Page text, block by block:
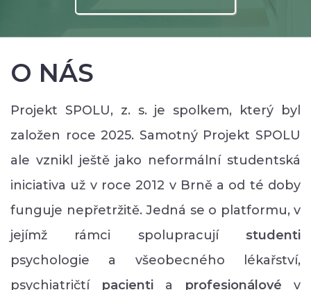
O NÁS
Projekt SPOLU, z. s. je spolkem, který byl
založen roce 2025. Samotný Projekt SPOLU
ale vznikl ještě jako neformální studentská
iniciativa už v roce 2012 v Brně a od té doby
funguje nepřetržitě. Jedná se o platformu, v
jejímž rámci spolupracují studenti
psychologie a všeobecného lékařství,
psychiatričtí pacientia profesionálové v